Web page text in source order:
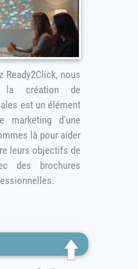
la création de
marketing d'une
là pour aider
des brochures
et professionnelles.